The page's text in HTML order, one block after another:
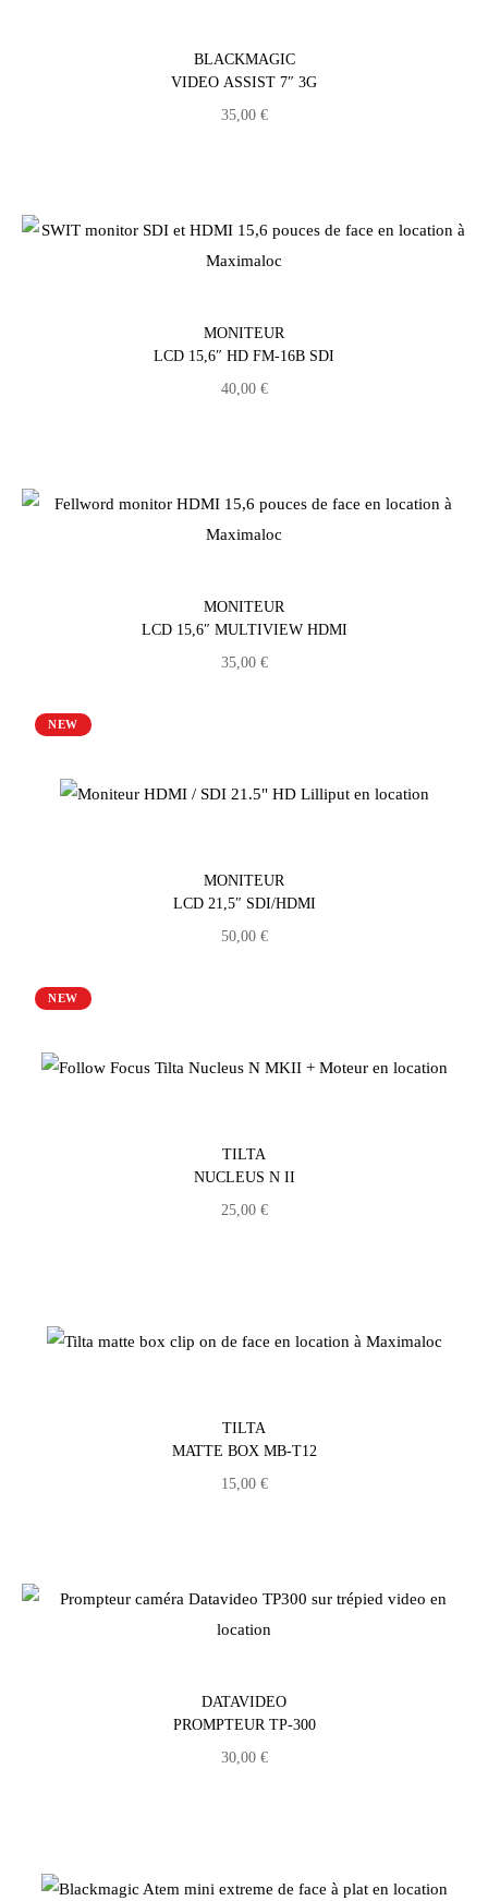
BLACKMAGIC
VIDEO ASSIST 7″ 3G
35,00 €
MONITEUR
LCD 15,6″ HD FM-16B SDI
40,00 €
MONITEUR
LCD 15,6″ MULTIVIEW HDMI
35,00 €
NEW
MONITEUR
LCD 21,5″ SDI/HDMI
50,00 €
NEW
TILTA
NUCLEUS N II
25,00 €
TILTA
MATTE BOX MB-T12
15,00 €
DATAVIDEO
PROMPTEUR TP-300
30,00 €